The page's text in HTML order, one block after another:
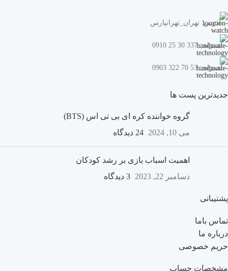
آدرس: تهران_تهرانپارس
همراه : 337 30 25 0910
همراه : 53 70 322 0903
جدیدترین پست ها
گروه خواننده کره ای بی تی اس (BTS)
می 10, 2024
24 دیدگاه
اهمیت اسباب بازی بر رشد کودکان
دسامبر 22, 2023
3 دیدگاه
پشتیبانی
تماس باما
درباره ما
حریم خصوصی
مشخصات حساب